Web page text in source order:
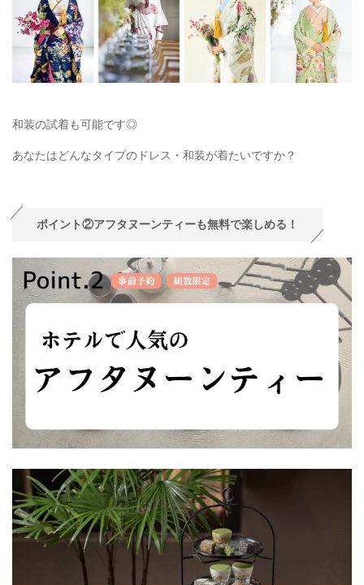
和装の試着も可能です◎
あなたはどんなタイプのドレス・和装が着たいですか？
ポイント②アフタヌーンティーも無料で楽しめる！